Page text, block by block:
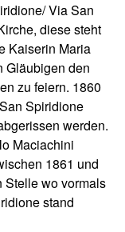
Via San
diese steht
Kaiserin Maria
Gläubigen den
zu feiern. 1860
Spiridione
werden.
Maciachini
1861 und
Stelle wo vormals
stand